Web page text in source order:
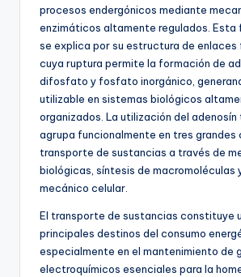
procesos endergónicos mediante
enzimáticos altamente regulados. Esta
se explica por su estructura de enlaces
cuya ruptura permite la formación de
difosfato y fosfato inorgánico,
utilizable en sistemas biológicos
organizados. La utilización del
agrupa funcionalmente en tres grandes
transporte de sustancias a través de
biológicas, síntesis de macromoléculas
mecánico celular.
El transporte de sustancias constituye
principales destinos del consumo
especialmente en el mantenimiento de
electroquímicos esenciales para la